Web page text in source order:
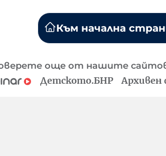
Към начална
още от нашите
Детското.БНР Архивен